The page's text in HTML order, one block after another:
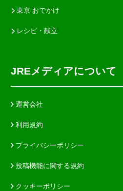
東京 おでかけ
レシピ・献立
JREメディアについて
運営会社
利用規約
プライバシーポリシー
投稿機能に関する規約
クッキーポリシー